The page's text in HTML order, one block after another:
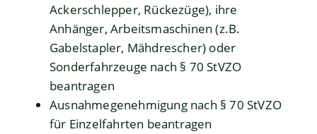
Ackerschlepper, Rückezüge), ihre
Anhänger, Arbeitsmaschinen (z.B.
Gabelstapler, Mähdrescher) oder
Sonderfahrzeuge nach § 70 StVZO
beantragen
Ausnahmegenehmigung nach § 70 StVZO
für Einzelfahrten beantragen